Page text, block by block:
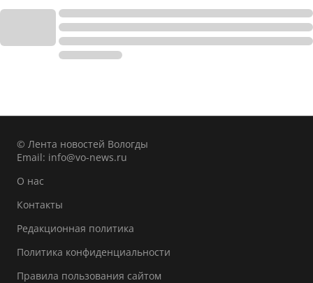
© Лента новостей Вологды
Email: info@vo-news.ru
О нас
Контакты
Редакционная политика
Политика конфиденциальности
Правила пользования сайтом